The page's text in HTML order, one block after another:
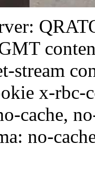
stream
x-rbc-
cache,
no-